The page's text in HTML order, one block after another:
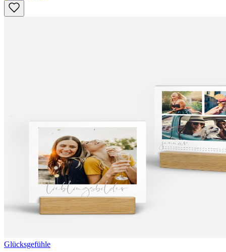
Glücksgefühle